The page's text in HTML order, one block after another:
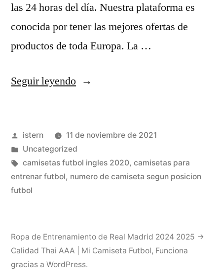
las 24 horas del día. Nuestra plataforma es
conocida por tener las mejores ofertas de
productos de toda Europa. La …
Seguir leyendo«En
Se
Encuentra
Puma»
Publicado
por
istern
11 de noviembre de 2021
Publicado
en
Uncategorized
Etiquetas:
camisetas futbol ingles 2020, camisetas para
entrenar futbol, numero de camiseta segun posicion
futbol
Ropa de Entrenamiento de Real Madrid 2024 2025 →
Calidad Thai AAA | Mi Camiseta Futbol, Funciona
gracias a WordPress.